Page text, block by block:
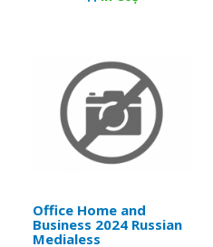
Office Home and
Business 2024 Russian
Medialess